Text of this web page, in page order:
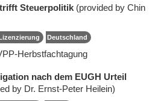
Steuerpolitik (provided by Chin
Deutschland
Herbstfachtagung
nach dem EUGH Urteil
by Dr. Ernst-Peter Heilein)